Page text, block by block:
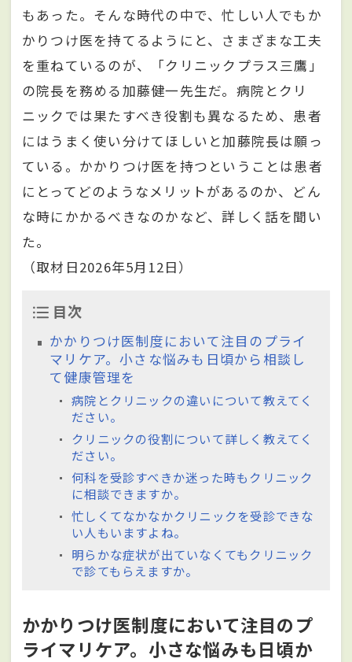
もあった。そんな時代の中で、忙しい人でもか
かりつけ医を持てるようにと、さまざまな工夫
を重ねているのが、「クリニックプラス三鷹」
の院長を務める加藤健一先生だ。病院とクリ
ニックでは果たすべき役割も異なるため、患者
にはうまく使い分けてほしいと加藤院長は願っ
ている。かかりつけ医を持つということは患者
にとってどのようなメリットがあるのか、どん
な時にかかるべきなのかなど、詳しく話を聞い
た。
（取材日2026年5月12日）
目次
かかりつけ医制度において注目のプライ
マリケア。小さな悩みも日頃から相談し
て健康管理を
病院とクリニックの違いについて教えてく
ださい。
クリニックの役割について詳しく教えてく
ださい。
何科を受診すべきか迷った時もクリニック
に相談できますか。
忙しくてなかなかクリニックを受診できな
い人もいますよね。
明らかな症状が出ていなくてもクリニック
で診てもらえますか。
かかりつけ医制度において注目のプ
ライマリケア。小さな悩みも日頃か